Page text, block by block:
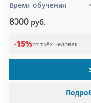
Время обучения
8000 руб.
-15%от трёх человек